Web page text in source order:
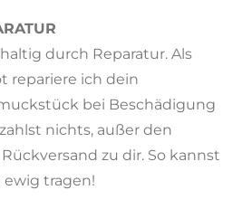
durch Reparatur. Als
repariere ich dein
bei Beschädigung
nichts, außer den
zu dir. So kannst
tragen!